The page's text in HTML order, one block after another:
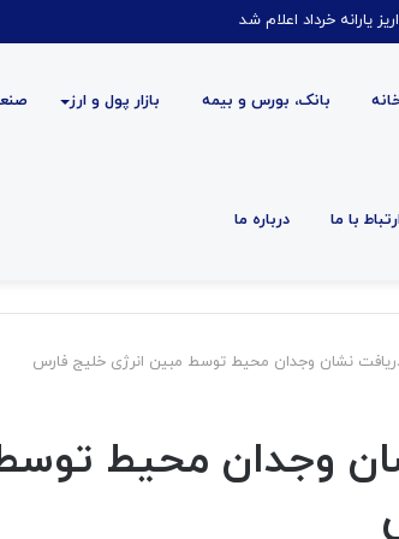
یارانه خرداد اعلام شد
بانک، بورس و بیمه بازار پول و ارز
با ما درباره ما
نشان وجدان محیط توسط مبین انرژی خلیج فارس
وجدان محیط